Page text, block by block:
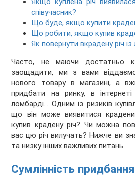
співучасник?
Що буде, якщо купити
Що робити, якщо купив
Як повернути вкрадену річ
Часто, не маючи достатньо
заощадити, ми з вами віддаємо
нового товару в магазині, а
придбати на ринку, в
ломбарді… Одним із ризиків
що він може виявитися
купив крадену річ? Чи можна
вас цю річ вилучать? Нижче ви
та низку інших важливих питань.
Сумлінність